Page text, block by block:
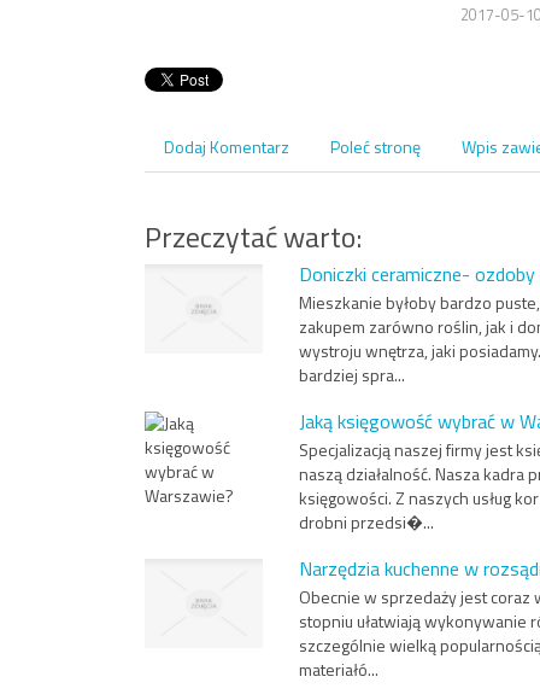
2017-05-
Dodaj Komentarz Poleć stronę Wpis
Przeczytać warto:
Doniczki ceramiczne-
Mieszkanie byłoby bardzo
zakupem zarówno roślin, jak i
wystroju wnętrza, jaki
bardziej spra...
Jaką księgowość wybrać w
Specjalizacją naszej firmy jest
naszą działalność. Nasza
księgowości. Z naszych usług
drobni przedsi�...
Narzędzia kuchenne w
Obecnie w sprzedaży jest
stopniu ułatwiają wykonywanie
szczególnie wielką
materiałó...